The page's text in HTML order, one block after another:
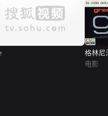
格林尼
电影